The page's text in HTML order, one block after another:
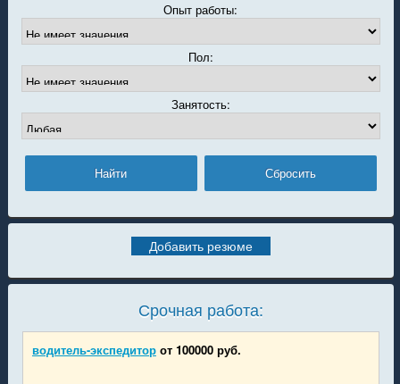
Опыт работы:
Пол:
Занятость:
Добавить резюме
Срочная работа:
водитель-экспедитор от 100000 руб.